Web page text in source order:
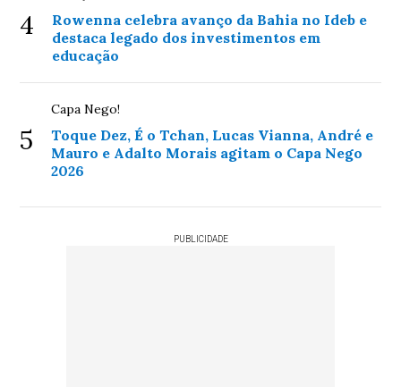
4
Rowenna celebra avanço da Bahia no Ideb e
destaca legado dos investimentos em
educação
5
Capa Nego!
Toque Dez, É o Tchan, Lucas Vianna, André e
Mauro e Adalto Morais agitam o Capa Nego
2026
PUBLICIDADE